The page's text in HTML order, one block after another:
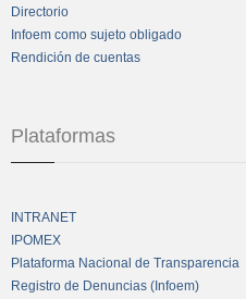
Directorio
Infoem como sujeto obligado
Rendición de cuentas
Plataformas
INTRANET
IPOMEX
Plataforma Nacional de Transparencia
Registro de Denuncias (Infoem)